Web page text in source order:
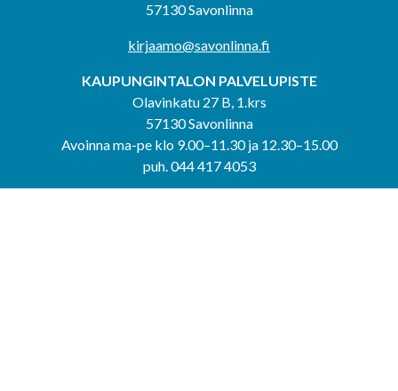
57130 Savonlinna
kirjaamo@savonlinna.fi
KAUPUNGINTALON PALVELUPISTE
Olavinkatu 27 B, 1.krs
57130 Savonlinna
Avoinna ma-pe klo 9.00–11.30 ja 12.30–15.00
puh. 044 417 4053